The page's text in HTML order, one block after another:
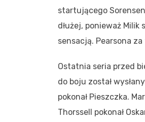
startującego
dłużej, ponieważ
sensacją. Pearsona za
Ostatnia seria przed
do boju został
pokonał Pieszczka.
Thorssell pokonał